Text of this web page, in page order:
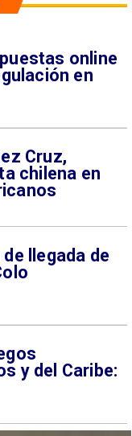
online
en
Cruz,
chilena en
llegada de
y del Caribe: